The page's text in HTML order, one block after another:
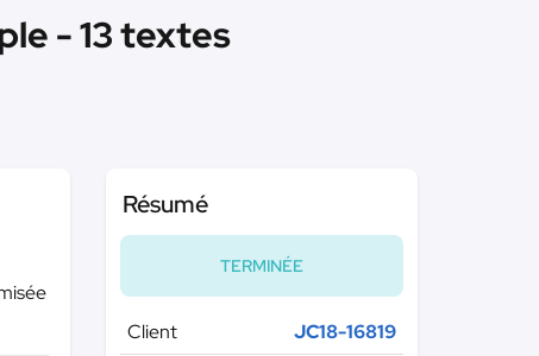
- 13 textes
Résumé
TERMINÉE
Client
JC18-16819